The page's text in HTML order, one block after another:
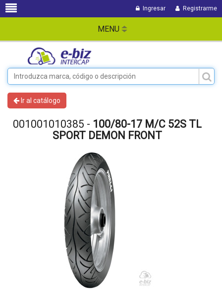
Ingresar Registrarme
MENU
Ir al catálogo
001001010385 - 100/80-17 M/C 52S TL
SPORT DEMON FRONT